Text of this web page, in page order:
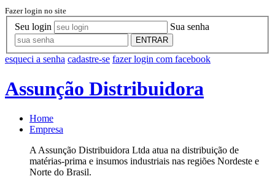
Fazer login no site
Seu login Sua senha
ENTRAR
esqueci a senha cadastre-se fazer login com facebook
Assunção Distribuidora
Home
Empresa
A Assunção Distribuidora Ltda atua na distribuição de
matérias-prima e insumos industriais nas regiões Nordeste e
Norte do Brasil.